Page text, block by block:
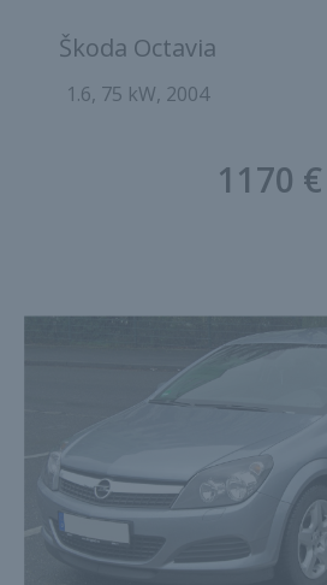
Škoda Octavia
1.6, 75 kW, 2004
1170 €